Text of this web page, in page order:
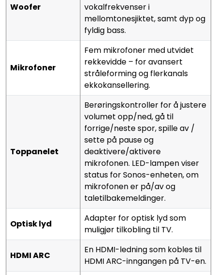
Woofer
vokalfrekvenser i
mellomtonesjiktet, samt dyp og
fyldig bass.
Mikrofoner
Fem mikrofoner med utvidet
rekkevidde – for avansert
stråleforming og flerkanals
ekkokansellering.
Toppanelet
Berøringskontroller for å justere
volumet opp/ned, gå til
forrige/neste spor, spille av /
sette på pause og
deaktivere/aktivere
mikrofonen. LED-lampen viser
status for Sonos-enheten, om
mikrofonen er på/av og
taletilbakemeldinger.
Optisk lyd
Adapter for optisk lyd som
muligjør tilkobling til TV.
HDMI ARC
En HDMI-ledning som kobles til
HDMI ARC-inngangen på TV-en.